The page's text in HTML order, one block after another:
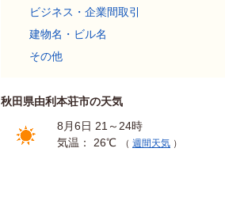
ビジネス・企業間取引
建物名・ビル名
その他
秋田県由利本荘市の天気
8月6日 21～24時
気温： 26℃
（ 週間天気 ）